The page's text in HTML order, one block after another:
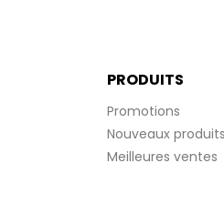
PRODUITS
Promotions
Nouveaux produits
Meilleures ventes